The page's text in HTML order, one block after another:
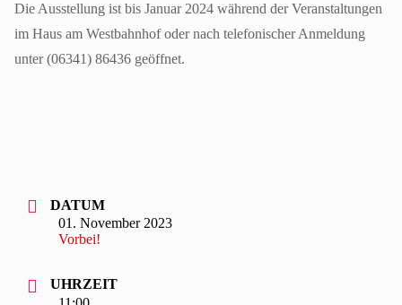
Die Ausstellung ist bis Januar 2024 während der Veranstaltungen
im Haus am Westbahnhof oder nach telefonischer Anmeldung
unter (06341) 86436 geöffnet.
DATUM
01. November 2023
Vorbei!
UHRZEIT